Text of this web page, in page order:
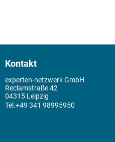
Kontakt
experten-netzwerk GmbH
Reclamstraße 42
04315 Leipzig
+49 341 98995950